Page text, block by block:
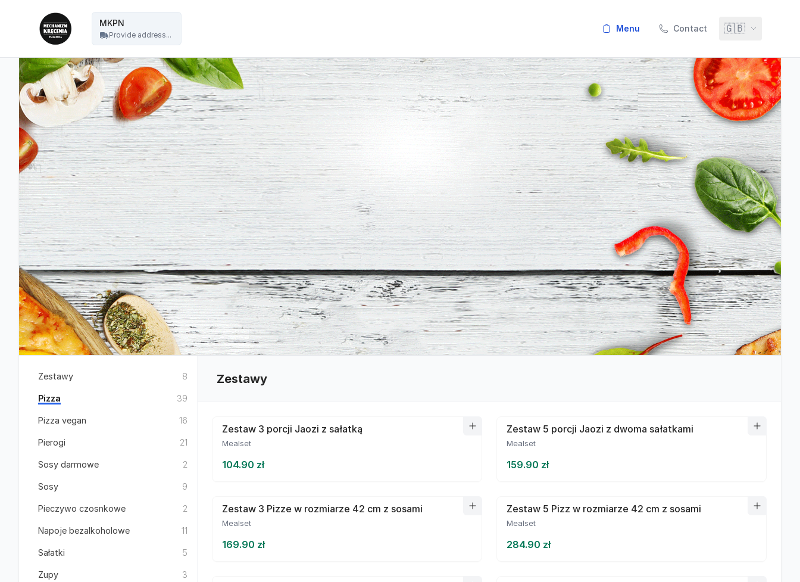
MKPN
Provide address...
menu Contact 🇬🇧
Zestawy 8
Pizza 39
Pizza vegan 16
Pierogi 21
Sosy darmowe 2
Sosy 9
Pieczywo czosnkowe 2
Napoje bezalkoholowe 11
Sałatki 5
Zupy 3
Zestawy
Zestaw 3 porcji Jaozi z sałatką
Mealset
104.90 zł
Zestaw 5 porcji Jaozi z dwoma sałatkami
Mealset
159.90 zł
Zestaw 3 Pizze w rozmiarze 42 cm z sosami
Mealset
169.90 zł
Zestaw 5 Pizz w rozmiarze 42 cm z sosami
Mealset
284.90 zł